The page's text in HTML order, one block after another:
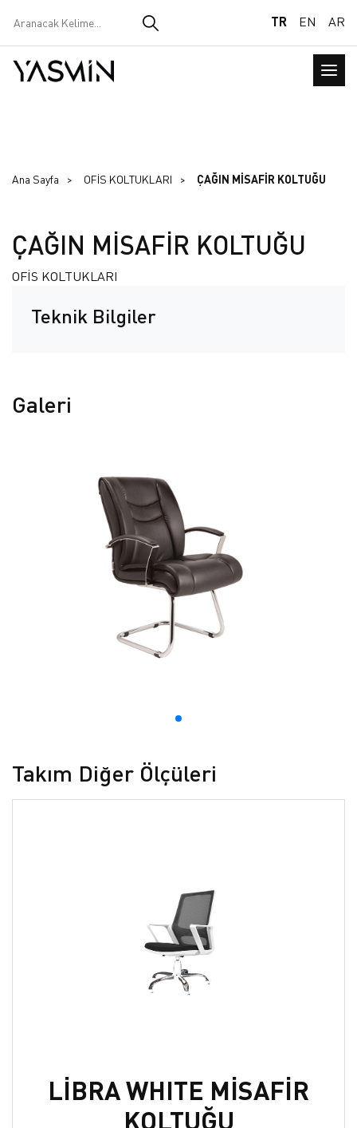
TR EN AR
Ana Sayfa OFİS KOLTUKLARI ÇAĞIN MİSAFİR KOLTUĞU
ÇAĞIN MİSAFİR KOLTUĞU
OFİS KOLTUKLARI
Teknik Bilgiler
Galeri
Takım Diğer Ölçüleri
LİBRA WHITE MİSAFİR
KOLTUĞU